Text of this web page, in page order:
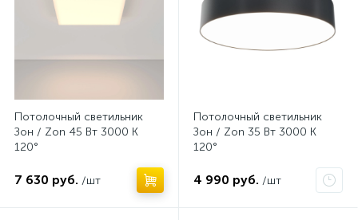
Потолочный светильник
Зон / Zon 45 Вт 3000 К
120°
7 630 руб. /шт
Потолочный светильник
Зон / Zon 35 Вт 3000 К
120°
4 990 руб. /шт